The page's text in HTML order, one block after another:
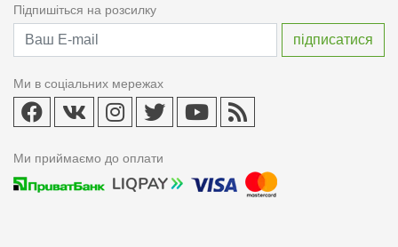
Підпишіться на розсилку
Ми в соціальних мережах
Ми приймаємо до оплати